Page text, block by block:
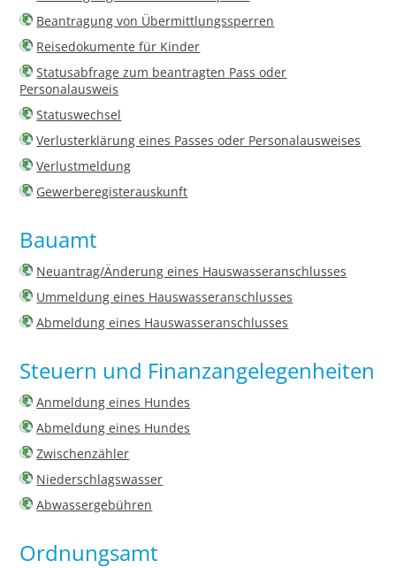
Beantragung von Übermittlungssperren
Reisedokumente für Kinder
Statusabfrage zum beantragten Pass oder
Personalausweis
Statuswechsel
Verlusterklärung eines Passes oder Personalausweises
Verlustmeldung
Gewerberegisterauskunft
Bauamt
Neuantrag/Änderung eines Hauswasseranschlusses
Ummeldung eines Hauswasseranschlusses
Abmeldung eines Hauswasseranschlusses
Steuern und Finanzangelegenheiten
Anmeldung eines Hundes
Abmeldung eines Hundes
Zwischenzähler
Niederschlagswasser
Abwassergebühren
Ordnungsamt